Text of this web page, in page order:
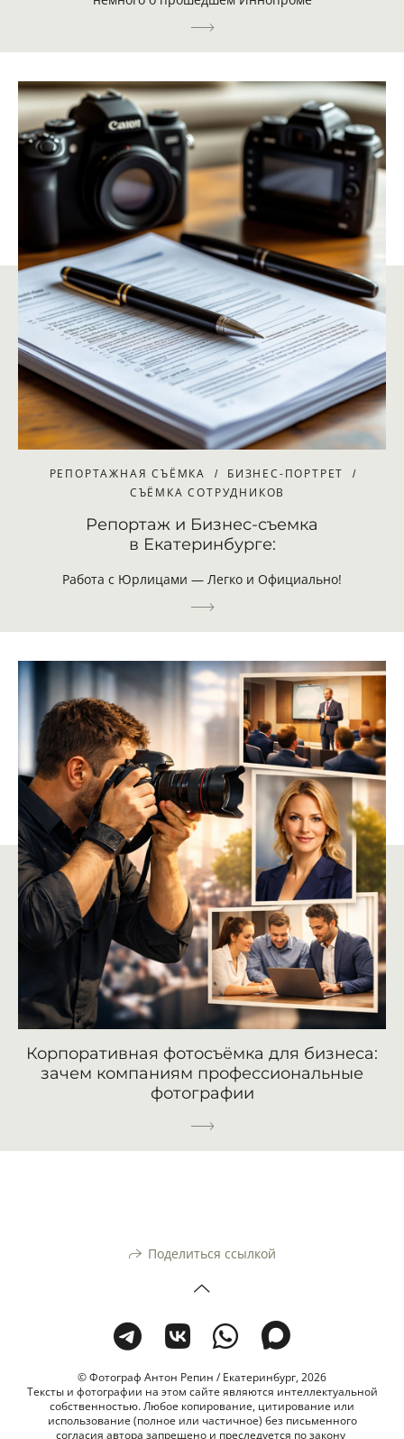
РЕПОРТАЖНАЯ СЪЁМКА
БИЗНЕС-ПОРТРЕТ
СЪЁМКА СОТРУДНИКОВ
Репортаж и Бизнес-съемка
в Екатеринбурге:
Работа с Юрлицами — Легко и Официально!
Корпоративная фотосъёмка для бизнеса:
зачем компаниям профессиональные
фотографии
Поделиться ссылкой
© Фотограф Антон Репин / Екатеринбург, 2026
Тексты и фотографии на этом сайте являются интеллектуальной
собственностью. Любое копирование, цитирование или
использование (полное или частичное) без письменного
согласия автора запрещено и преследуется по закону